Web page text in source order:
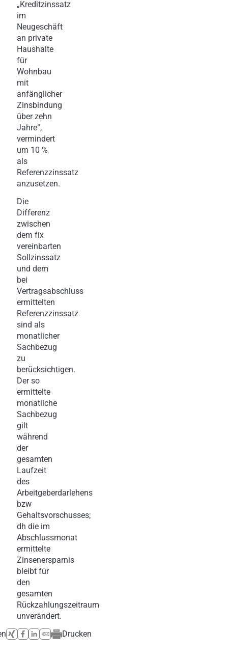
„Kreditzinssatz
im
Neugeschäft
an private
Haushalte
für
Wohnbau
mit
anfänglicher
Zinsbindung
über zehn
Jahre“,
vermindert
um 10 %
als
Referenzzinssatz
anzusetzen.
Die
Differenz
zwischen
dem fix
vereinbarten
Sollzinssatz
und dem
bei
Vertragsabschluss
ermittelten
Referenzzinssatz
sind als
monatlicher
Sachbezug
zu
berücksichtigen.
Der so
ermittelte
monatliche
Sachbezug
gilt
während
der
gesamten
Laufzeit
des
Arbeitgeberdarlehens
bzw
Gehaltsvorschusses;
dh die im
Abschlussmonat
ermittelte
Zinsenersparnis
bleibt für
den
gesamten
Rückzahlungszeitraum
unverändert.
Drucken